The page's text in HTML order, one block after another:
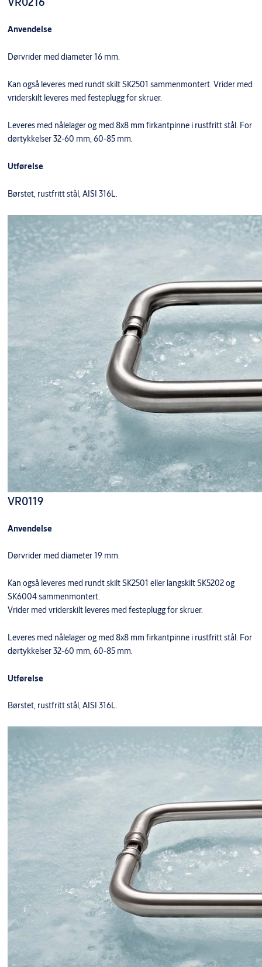
Anvendelse
Dørvrider med diameter 16 mm.
Kan også leveres med rundt skilt SK2501 sammenmontert. Vrider med
vriderskilt leveres med festeplugg for skruer.
Leveres med nålelager og med 8x8 mm firkantpinne i rustfritt stål. For
dørtykkelser 32-60 mm, 60-85 mm.
Utførelse
Børstet, rustfritt stål, AISI 316L.
VR0119
Anvendelse
Dørvrider med diameter 19 mm.
Kan også leveres med rundt skilt SK2501 eller langskilt SK5202 og
SK6004 sammenmontert.
Vrider med vriderskilt leveres med festeplugg for skruer.
Leveres med nålelager og med 8x8 mm firkantpinne i rustfritt stål. For
dørtykkelser 32-60 mm, 60-85 mm.
Utførelse
Børstet, rustfritt stål, AISI 316L.